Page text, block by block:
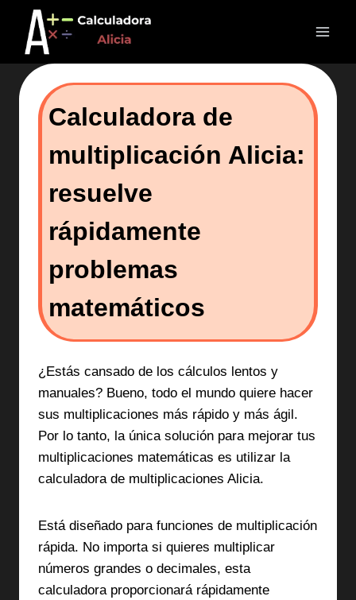
Saltar
contenido
Calculadora de
multiplicación Alicia:
resuelve
rápidamente
problemas
matemáticos
¿Estás cansado de los cálculos lentos y
manuales? Bueno, todo el mundo quiere hacer
sus multiplicaciones más rápido y más ágil.
Por lo tanto, la única solución para mejorar tus
multiplicaciones matemáticas es utilizar la
calculadora de multiplicaciones Alicia.
Está diseñado para funciones de multiplicación
rápida. No importa si quieres multiplicar
números grandes o decimales, esta
calculadora proporcionará rápidamente